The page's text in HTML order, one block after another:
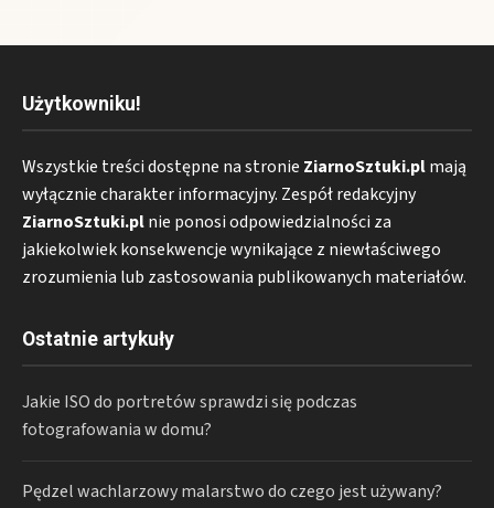
Użytkowniku!
Wszystkie treści dostępne na stronie ZiarnoSztuki.plmają
wyłącznie charakter informacyjny. Zespół redakcyjny
ZiarnoSztuki.plnie ponosi odpowiedzialności za
jakiekolwiek konsekwencje wynikające z niewłaściwego
zrozumienia lub zastosowania publikowanych materiałów.
Ostatnie artykuły
Jakie ISO do portretów sprawdzi się podczas
fotografowania w domu?
Pędzel wachlarzowy malarstwo do czego jest używany?